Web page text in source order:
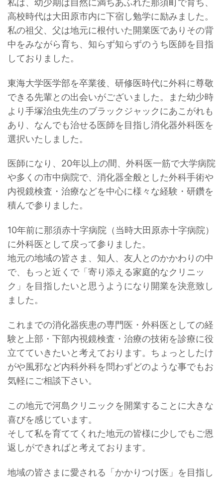
高校時代は大田原市内に下宿し勉学に励みました。
私の祖父、父は地元に根付いた開業医でありその背
中をみながら育ち、知らず知らずのうち医師を目指
しておりました。
東海大学医学部を卒業後、研修医時代に外科に尊敬
できる先輩との出会いがございました。また幼少時
より手塚治虫先生のブラックジャックにあこがれも
あり、なんでも治せる医師を目指し消化器外科医を
選択いたしました。
医師になり、20年以上の間、外科医一筋で大学病院
や多くの市中病院で、消化器全般とした外科手術や
内視鏡検査・治療などを中心に様々な経験・研鑽を
積んで参りました。
10年前に那須赤十字病院（当時大田原赤十字病院）
に外科医として戻って参りました。
地元の地域の皆さま、知人、友人とのかかわりの中
で、もっと近くで「寄り添える家庭的なクリニッ
ク」を目指したいと思うようになり開業を決意致し
ました。
これまでの消化器疾患の専門医・外科医としての経
験と上部・下部内視鏡検査・治療の技術を診療に役
立てていきたいと考えております。ちょっとしたけ
がや風邪など内科外科を問わずどのような事でもお
気軽にご相談下さい。
この地元で河島クリニックを開業することに大きな
喜びを感じています。
そして私を育ててくれた地元の皆様に少しでもご恩
返しができればと考えております。
地域の皆さまに愛される「かかりつけ医」を目指し